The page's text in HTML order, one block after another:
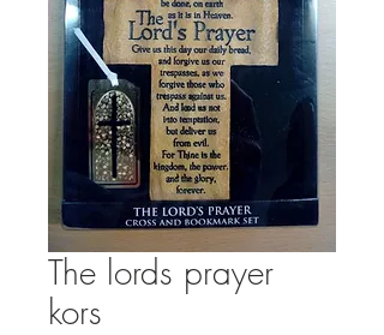
The lords prayer
kors